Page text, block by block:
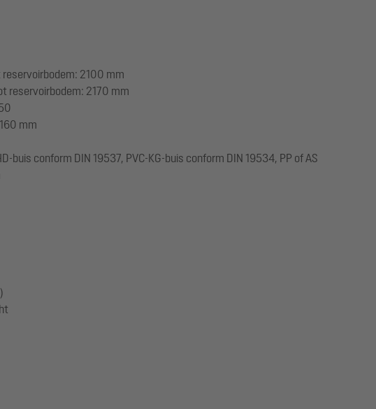
2100 mm
reservoirbodem: 2170 mm
mm
buis conform DIN 19537, PVC-KG-buis conform DIN 19534, PP of AS